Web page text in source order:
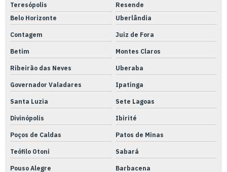
Fabricação de peças em inox
Fabricação de peças metálicas
Ferramenta blister
Fresadora ferramenteira cnc
Fresas usinagem de precisão
Instrumentação e metrologia
Instrumentos de medição metrologia
Laboratório de calibração rbc inmetro
Teresópolis
Resende
Belo Horizonte
Uberlândia
Contagem Juiz de Fora
Betim Montes Claros
Ribeirão das Neves Uberaba
Governador Valadares Ipatinga
Santa Luzia Sete Lagoas
Divinópolis Ibirité
Poços de Caldas Patos de Minas
Teófilo Otoni Sabará
Pouso Alegre Barbacena